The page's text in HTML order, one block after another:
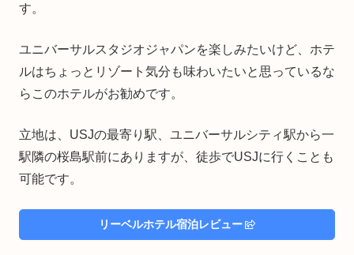
す。
ユニバーサルスタジオジャパンを楽しみたいけど、ホテ
ルはちょっとリゾート気分も味わいたいと思っているな
らこのホテルがお勧めです。
立地は、USJの最寄り駅、ユニバーサルシティ駅から一
駅隣の桜島駅前にありますが、徒歩でUSJに行くことも
可能です。
リーベルホテル宿泊レビュー